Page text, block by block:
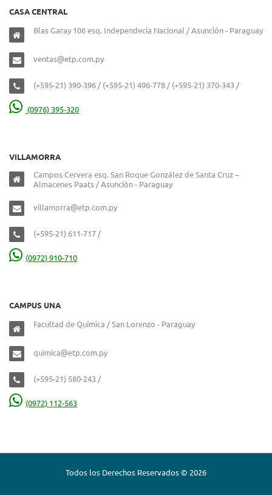
CASA CENTRAL
Blas Garay 106 esq. Independecia Nacional / Asunción - Paraguay
ventas@etp.com.py
(+595-21) 390-396 / (+595-21) 496-778 / (+595-21) 370-343 /
(0976) 395-320
VILLAMORRA
Campos Cervera esq. San Roque González de Santa Cruz –
Almacenes Paats / Asunción - Paraguay
villamorra@etp.com.py
(+595-21) 611-717 /
(0972) 910-710
CAMPUS UNA
Facultad de Química / San Lorenzo - Paraguay
quimica@etp.com.py
(+595-21) 580-243 /
(0972) 112-563
Todos los Derechos Reservados © 2026